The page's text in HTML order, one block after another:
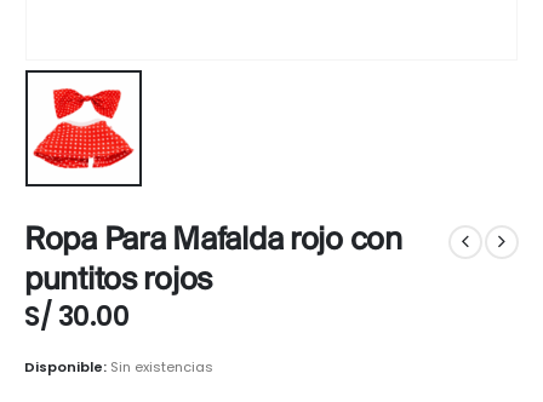
Ropa Para Mafalda rojo con
puntitos rojos
S/ 30.00
Disponible: Sin existencias